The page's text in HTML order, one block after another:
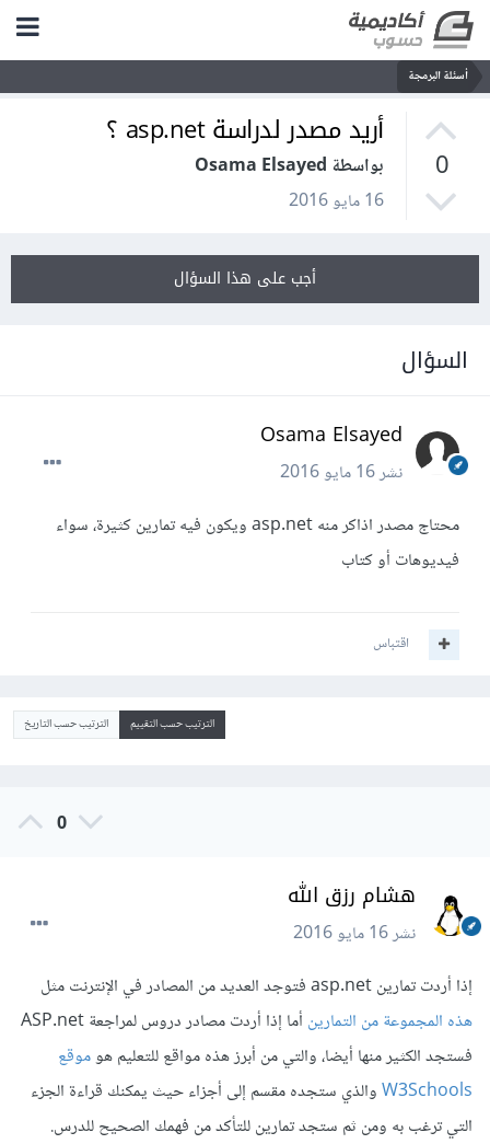
أسئلة البرمجة
0
أريد مصدر لدراسة asp.net ؟
بواسطة Osama Elsayed
16 مايو 2016
أجب على هذا السؤال
السؤال
Osama Elsayed
نشر16 مايو 2016
محتاج مصدر اذاكر منه asp.net ويكون فيه تمارين كثيرة، سواء
فيديوهات أو كتاب
اقتباس
الترتيب حسب التقييم الترتيب حسب التاريخ
0
هشام رزق الله
نشر16 مايو 2016
إذا أردت تمارين asp.net فتوجد العديد من المصادر في الإنترنت مثل
هذه المجموعة من التمارين
أما إذا أردت مصادر دروس لمراجعة ASP.net
فستجد الكثير منها أيضا، والتي من أبرز هذه مواقع للتعليم هوموقع
W3Schoolsوالذي ستجده مقسم إلى أجزاء حيث يمكنك قراءة الجزء
التي ترغب به ومن ثم ستجد تمارين للتأكد من فهمك الصحيح للدرس.